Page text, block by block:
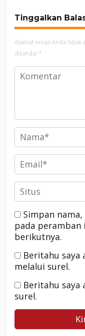
Tinggalkan
Alamat email Anda tidak
ditandai *
Simpan
pada
berikutnya.
Beritahu
melalui surel.
Beritahu saya
surel.